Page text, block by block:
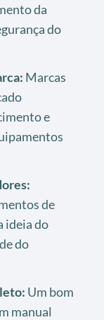
da
do
Marcas
e
de
ideia do
do
Um bom
manual